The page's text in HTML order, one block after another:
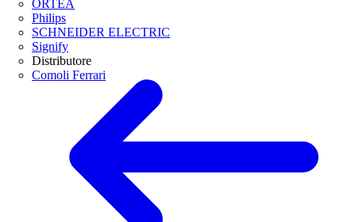
ORTEA
Philips
SCHNEIDER ELECTRIC
Signify
Distributore
Comoli Ferrari